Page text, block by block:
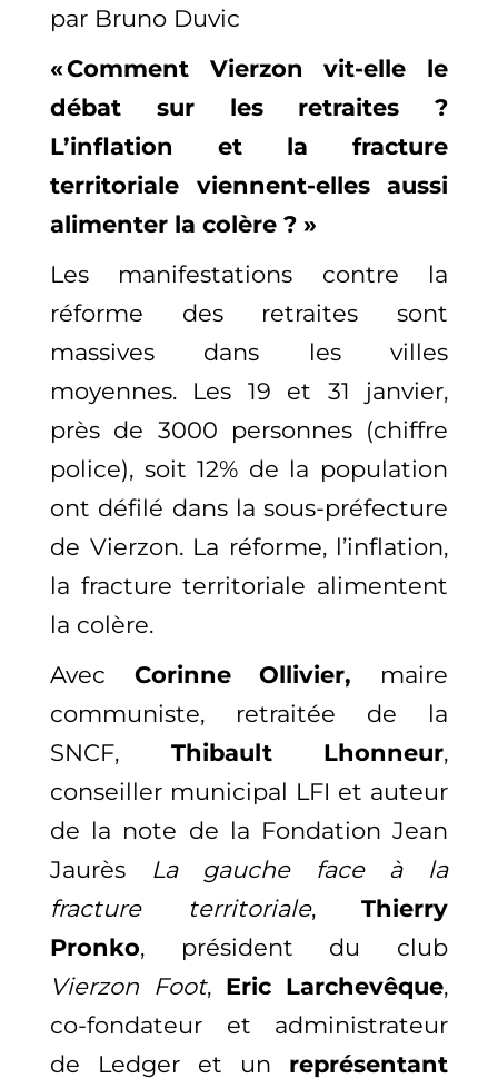
par Bruno Duvic
« Comment Vierzon vit-elle le
débat sur les retraites ?
L’inflation et la fracture
territoriale viennent-elles aussi
alimenter la colère ? »
Les manifestations contre la
réforme des retraites sont
massives dans les villes
moyennes. Les 19 et 31 janvier,
près de 3000 personnes (chiffre
police), soit 12% de la population
ont défilé dans la sous-préfecture
de Vierzon. La réforme, l’inflation,
la fracture territoriale alimentent
la colère.
Avec Corinne Ollivier, maire
communiste, retraitée de la
SNCF, Thibault Lhonneur,
conseiller municipal LFI et auteur
de la note de la Fondation Jean
Jaurès La gauche face à la
fracture territoriale, Thierry
Pronko, président du club
Vierzon Foot, Eric Larchevêque,
co-fondateur et administrateur
de Ledger et un représentant